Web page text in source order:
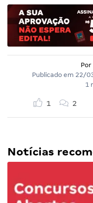
Por
Publicado em 22/
1
1 2
Notícias